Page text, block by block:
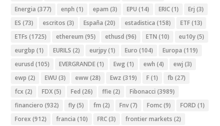
Energia (377) enph (1) epam (3) EPU (14) ERIC(1) Erj (3)
ES (73) escritos (3) España (20) estadistica (158) ETF(13)
ETFs (1725) ethereum (95) ethusd (96) ETN (10) eu10y(5)
eurgbp (1) EURILS (2) eurjpy(1) Euro (104) Europa (119)
eurusd (105) EVERGRANDE(1) Ewg (1) ewh (4) ewj (3)
ewp (2) EWU (3) eww(28) Ewz (319) F(1) fb (27)
fcx (2) FDX(5) Fed (26) ffie (2) Fibonacci (3989)
financiero (932) fly(5) fm (2) Fnv(7) Fomc(9) FORD (1)
Forex (912) francia (10) FRC(3) frontier markets (2)